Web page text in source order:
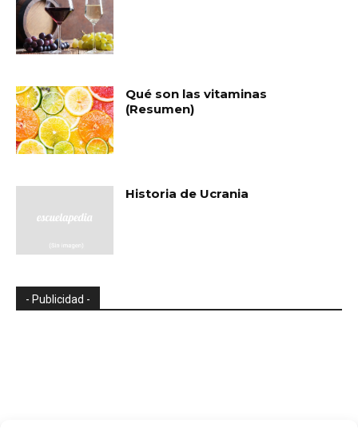
Qué son las vitaminas
(Resumen)
Historia de Ucrania
- Publicidad -